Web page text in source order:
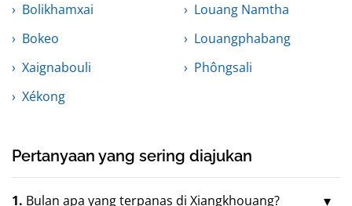
Bolikhamxai
Louang Namtha
Bokeo
Louangphabang
Xaignabouli
Phôngsali
Xékong
Pertanyaan yang sering diajukan
1. Bulan apa yang terpanas di Xiangkhouang?